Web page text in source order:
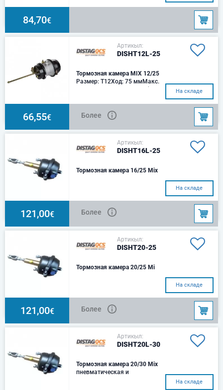
84,70€
Артикыл:
DISHT12L-25
Тормозная камера MIX 12/25
Размер: T12Ход: 75 ммМакс.
давление: 10 барУсилие (при
ммМакс. давление
На складе
66,55€ Более
Артикыл:
DISHT16L-25
Тормозная камера 16/25 Mix
На складе
121,00€ Более
Артикыл:
DISHT20-25
Тормозная камера 20/25 Mi
На складе
121,00€ Более
Артикыл:
DISHT20L-30
Тормозная камера 20/30 Mix
пневматическая и
На складе